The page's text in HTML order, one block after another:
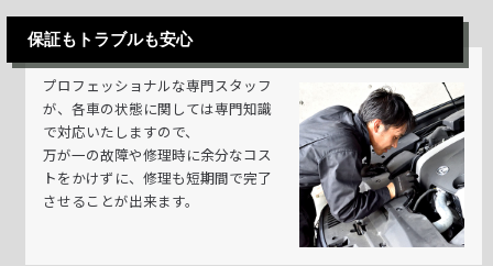
保証もトラブルも安心
プロフェッショナルな専門スタッフ
が、各車の状態に関しては専門知識
で対応いたしますので、
万が一の故障や修理時に余分なコス
トをかけずに、修理も短期間で完了
させることが出来ます。